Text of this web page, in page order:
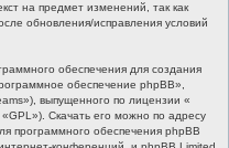
на предмет изменений, так как
обновления/исправления условий
обеспечения для создания
обеспечение phpBB»,
выпущенного по лицензии «
Скачать его можно по адресу
программного обеспечения phpBB